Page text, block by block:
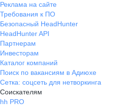
Реклама на сайте
Требования к ПО
Безопасный HeadHunter
HeadHunter API
Партнерам
Инвесторам
Каталог компаний
Поиск по вакансиям в Адиюхе
Сетка: соцсеть для нетворкинга
Соискателям
hh PRO